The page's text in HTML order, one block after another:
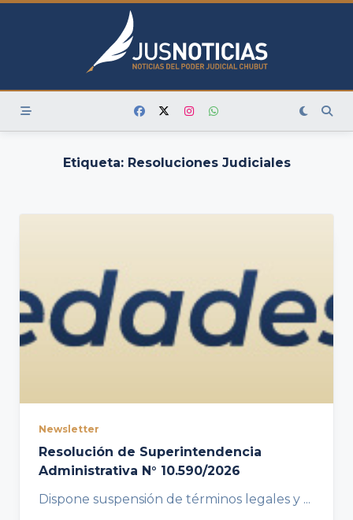
Skip
Etiqueta: Resoluciones Judiciales
Newsletter
Resolución de Superintendencia
Administrativa N° 10.590/2026
Dispone suspensión de términos legales y ...